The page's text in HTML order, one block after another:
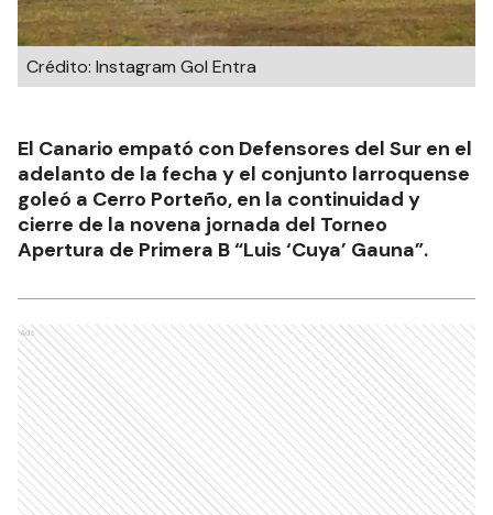
Crédito: Instagram Gol Entra
El Canario empató con Defensores del Sur en el
adelanto de la fecha y el conjunto larroquense
goleó a Cerro Porteño, en la continuidad y
cierre de la novena jornada del Torneo
Apertura de Primera B “Luis ‘Cuya’ Gauna”.
Ads